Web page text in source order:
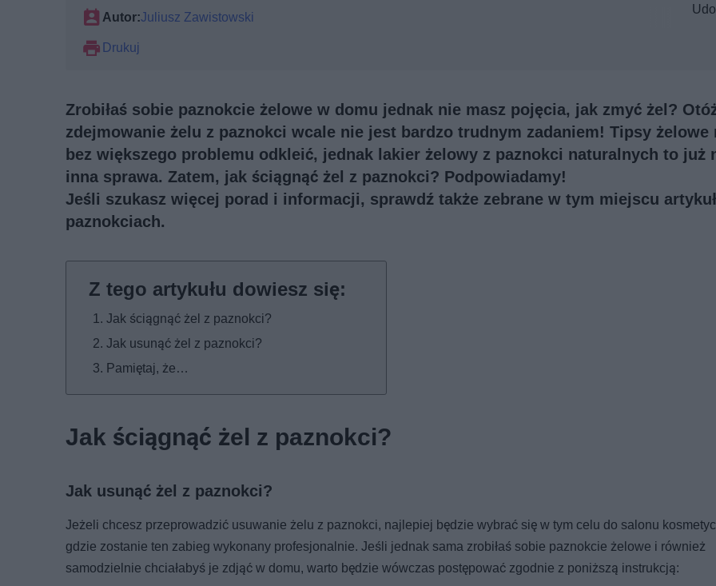
Autor:Juliusz Zawistowski
Drukuj
Zrobiłaś sobie paznokcie żelowe w domu jednak nie masz pojęcia, jak zmyć żel?
zdejmowanie żelu z paznokci wcale nie jest bardzo trudnym zadaniem! Tipsy żelowe
bez większego problemu odkleić, jednak lakier żelowy z paznokci naturalnych to już
inna sprawa. Zatem, jak ściągnąć żel z paznokci? Podpowiadamy!
Jeśli szukasz więcej porad i informacji, sprawdź także zebrane w tym miejscu
paznokciach.
Jak ściągnąć żel z paznokci?
Jak usunąć żel z paznokci?
Pamiętaj, że…
Jak ściągnąć żel z paznokci?
Jak usunąć żel z paznokci?
Jeżeli chcesz przeprowadzić usuwanie żelu z paznokci, najlepiej będzie wybrać się w tym celu do salonu
gdzie zostanie ten zabieg wykonany profesjonalnie. Jeśli jednak sama zrobiłaś sobie paznokcie żelowe i również
samodzielnie chciałabyś je zdjąć w domu, warto będzie wówczas postępować zgodnie z poniższą instrukcją: